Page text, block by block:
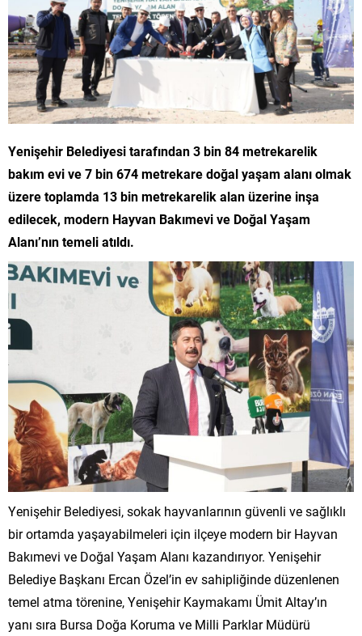
Yenişehir Belediyesi tarafından 3 bin 84 metrekarelik
bakım evi ve 7 bin 674 metrekare doğal yaşam alanı olmak
üzere toplamda 13 bin metrekarelik alan üzerine inşa
edilecek, modern Hayvan Bakımevi ve Doğal Yaşam
Alanı’nın temeli atıldı.
Yenişehir Belediyesi, sokak hayvanlarının güvenli ve sağlıklı
bir ortamda yaşayabilmeleri için ilçeye modern bir Hayvan
Bakımevi ve Doğal Yaşam Alanı kazandırıyor. Yenişehir
Belediye Başkanı Ercan Özel’in ev sahipliğinde düzenlenen
temel atma törenine, Yenişehir Kaymakamı Ümit Altay’ın
yanı sıra Bursa Doğa Koruma ve Milli Parklar Müdürü